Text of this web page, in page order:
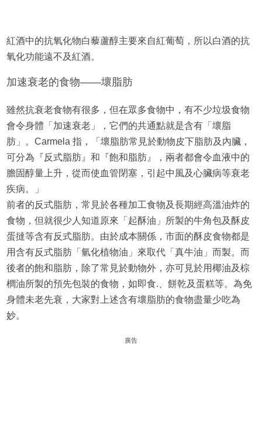
紅酒中的抗氧化物白藜蘆醇主要來自紅葡萄，所以白酒的抗
氧化功能遠不及紅酒。
加速衰老的食物——壞脂肪
雖然抗衰老食物有很多，但在眾多食物中，有不少垃圾食物
會令身體「加速衰老」，它們的共通點就是含有「壞脂
肪」。Carmela 指，「壞脂肪常見於動物皮下脂肪及內臟，
可分為『反式脂肪』和『飽和脂肪』，兩者都會令血液中的
膽固醇量上升，從而使血管閉塞，引起中風及心臟病等衰老
疾病。」
前者的反式脂肪，常見於各種加工食物及長期經高溫油炸的
食物，但就很少人知道原來「起酥油」所製的牛角包及酥皮
蛋撻等含有反式脂肪。由於成本關係，市面的酥皮食物都是
用含有反式脂肪「氫化植物油」來取代「真牛油」而製。而
後者的飽和脂肪，除了常見於動物外，亦可見於用椰油及棕
櫚油所製的預先包裝的食物，如即食.、餅乾及蛋糕等。為免
身體未老先衰，大家對上述含有壞脂肪的食物盡量少吃為
妙。
廣告